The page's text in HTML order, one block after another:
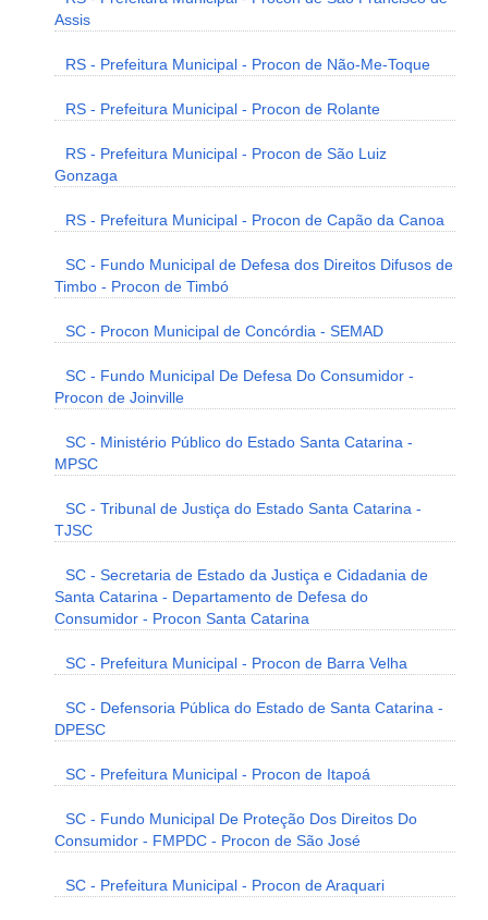
Assis
RS - Prefeitura Municipal - Procon de Não-Me-Toque
RS - Prefeitura Municipal - Procon de Rolante
RS - Prefeitura Municipal - Procon de São Luiz
Gonzaga
RS - Prefeitura Municipal - Procon de Capão da Canoa
SC - Fundo Municipal de Defesa dos Direitos Difusos de
Timbo - Procon de Timbó
SC - Procon Municipal de Concórdia - SEMAD
SC - Fundo Municipal De Defesa Do Consumidor -
Procon de Joinville
SC - Ministério Público do Estado Santa Catarina -
MPSC
SC - Tribunal de Justiça do Estado Santa Catarina -
TJSC
SC - Secretaria de Estado da Justiça e Cidadania de
Santa Catarina - Departamento de Defesa do
Consumidor - Procon Santa Catarina
SC - Prefeitura Municipal - Procon de Barra Velha
SC - Defensoria Pública do Estado de Santa Catarina -
DPESC
SC - Prefeitura Municipal - Procon de Itapoá
SC - Fundo Municipal De Proteção Dos Direitos Do
Consumidor - FMPDC - Procon de São José
SC - Prefeitura Municipal - Procon de Araquari